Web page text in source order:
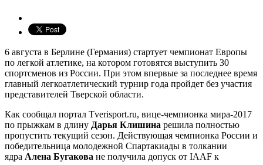
6 августа в Берлине (Германия) стартует чемпионат Европы
по легкой атлетике, на котором готовятся выступить 30
спортсменов из России. При этом впервые за последнее время
главный легкоатлетический турнир года пройдет без участия
представителей Тверской области.
Как сообщал портал Tverisport.ru, вице-чемпионка мира-2017
по прыжкам в длину Дарья Клишина решила полностью
пропустить текущий сезон. Действующая чемпионка России и
победительница молодежной Спартакиады в толкании
ядра Алена Бугакова не получила допуск от IAAF к